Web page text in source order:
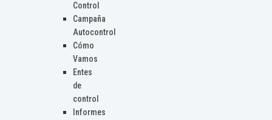
Control
Campaña
Autocontrol
Cómo
Vamos
Entes
de
control
Informes